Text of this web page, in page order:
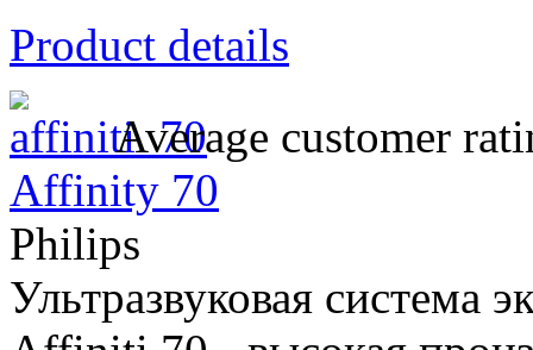
Product details
Average customer
Affinity 70
Philips
Ультразвуковая система